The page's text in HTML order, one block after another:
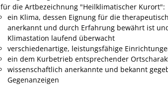
für die Artbezeichnung "Heilklimatischer Kurort":
ein Klima, dessen Eignung für die
anerkannt und durch Erfahrung bewährt ist
Klimastation laufend überwacht
verschiedenartige, leistungsfähige
ein dem Kurbetrieb entsprechender
wissenschaftlich anerkannte und bekannt
Gegenanzeigen